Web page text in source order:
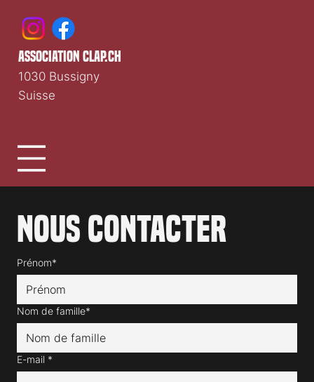
Nous contacter
Prénom*
Nom de famille*
E-mail *
association clap.ch
1030 Bussigny
Suisse